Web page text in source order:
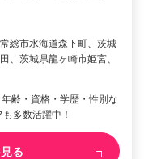
総市水海道森下町、茨城
、茨城県龍ヶ崎市姫宮、
齢・資格・学歴・性別な
多数活躍中！
る